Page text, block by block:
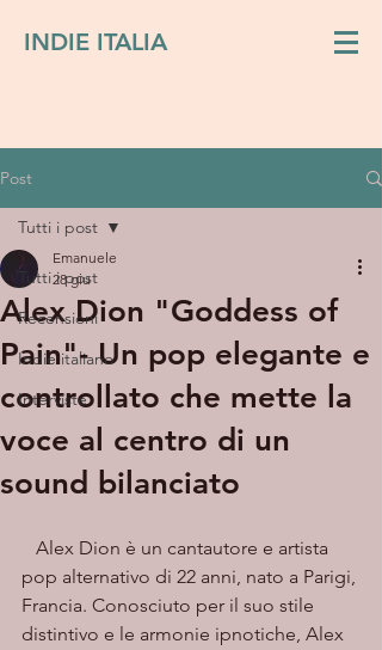
INDIE ITALIA
Post
Tutti i post
Recensioni
Indie italiano
Interviste
Tutti i post
Alex Dion "Goddess of
Pain"- Un pop elegante e
controllato che mette la
voce al centro di un
sound bilanciato
Emanuele
28 giu
pop alternativo di 22 anni, nato a Parigi,
Francia. Conosciuto per il suo stile
distintivo e le armonie ipnotiche, Alex